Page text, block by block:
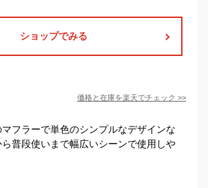
ショップでみる
価格と在庫を楽天でチェック >>
フラーで単色のシンプルなデザインな
普段使いまで幅広いシーンで使用しや